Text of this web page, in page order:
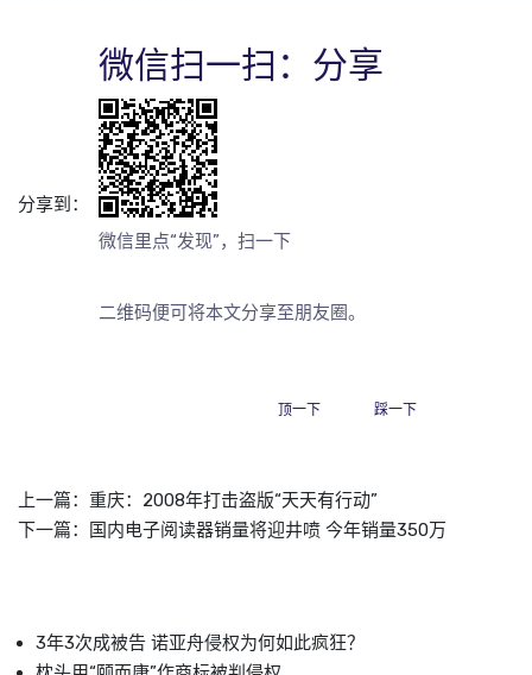
分享到：
微信扫一扫：分享
微信里点“发现”，扫一下
二维码便可将本文分享至朋友圈。
顶一下 踩一下
上一篇： 重庆：2008年打击盗版“天天有行动”
下一篇：
国内电子阅读器销量将迎井喷 今年销量350万
3年3次成被告 诺亚舟侵权为何如此疯狂？